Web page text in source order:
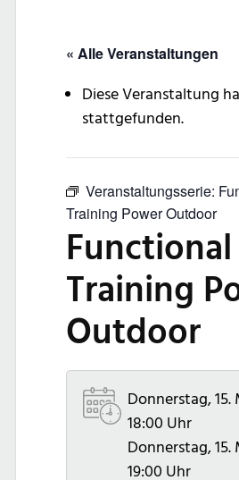
« Alle Veranstaltungen
Diese Veranstaltung
stattgefunden.
Veranstaltungsserie:
Training Power Outdoor
Functional
Training
Outdoor
Donnerstag, 15.
18:00 Uhr
Donnerstag, 15.
19:00 Uhr